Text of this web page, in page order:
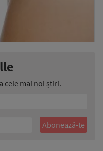
cele mai noi știri.